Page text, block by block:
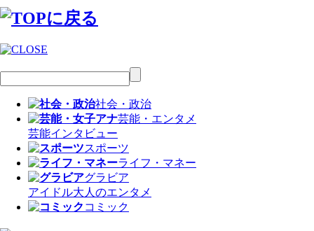
社会・政治
芸能・エンタメ
芸能インタビュー
スポーツ
ライフ・マネー
グラビア
アイドル大人のエンタメ
コミック